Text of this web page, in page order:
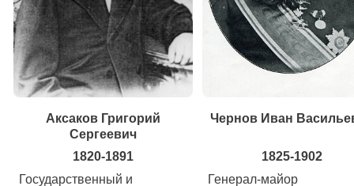
Аксаков Григорий
Сергеевич
1820-1891
Государственный и
Чернов Иван
1825-1902
Генерал-майор